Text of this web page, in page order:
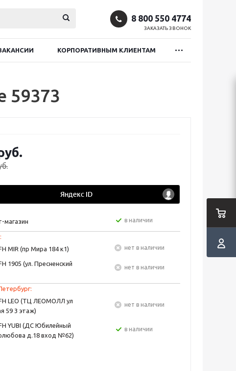
8 800 550 4774
ЗАКАЗАТЬ ЗВОНОК
КОРПОРАТИВНЫМ КЛИЕНТАМ
59373
магазин в наличии
MIR (пр Мира 184 к1)
Нет в наличии
1905 (ул. Пресненский
Нет в наличии
LEO (ТЦ ЛЕОМОЛЛ ул
59 3 этаж)
Нет в наличии
YUBI (ДС Юбилейный
д.18 вход №62)
в наличии